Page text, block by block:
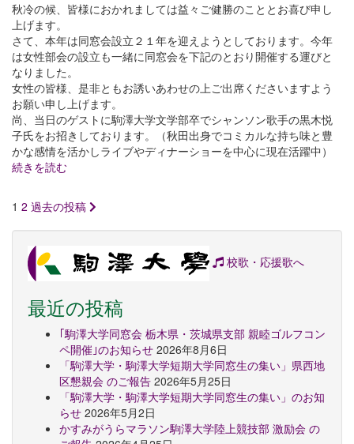
秋冷の候、皆様におかれましては益々ご健勝のこととお喜び申し
上げます。
さて、本年は同窓会設立２１年を迎えようとしております。今年
は女性部会の設立も一緒に同窓会を下記のとおり開催する運びと
なりました。
女性の皆様、是非ともお誘いあわせの上ご出席くださいますよう
お願い申し上げます。
尚、当日のゲストに駒澤大学文学部卒でシャンソン歌手の黒木悦
子氏をお招きしております。（秋田出身でコミカルな持ち味と豊
かな感情を活かしライブやディナーショーを中心に現在活躍中）
続きを読む
投
稿
の
ペ
ー
1 2 過去の投稿
校歌・応援歌へ
最近の投稿
｢駒澤大学同窓会 栃木県・茨城県支部 親睦ゴルフコン
ペ開催｣のお知らせ 2026年8月6日
「駒澤大学・駒澤大学短期大学同窓生の集い」県西地
区懇親会 のご報告 2026年5月25日
「駒澤大学・駒澤大学短期大学同窓生の集い」のお知
らせ 2026年5月2日
かすみがうらマラソン駒澤大学陸上競技部 激励会 の